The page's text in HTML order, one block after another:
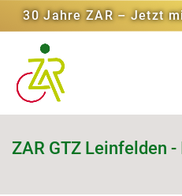
30 Jahre ZAR – Jetzt
ZAR GTZ Leinfelden